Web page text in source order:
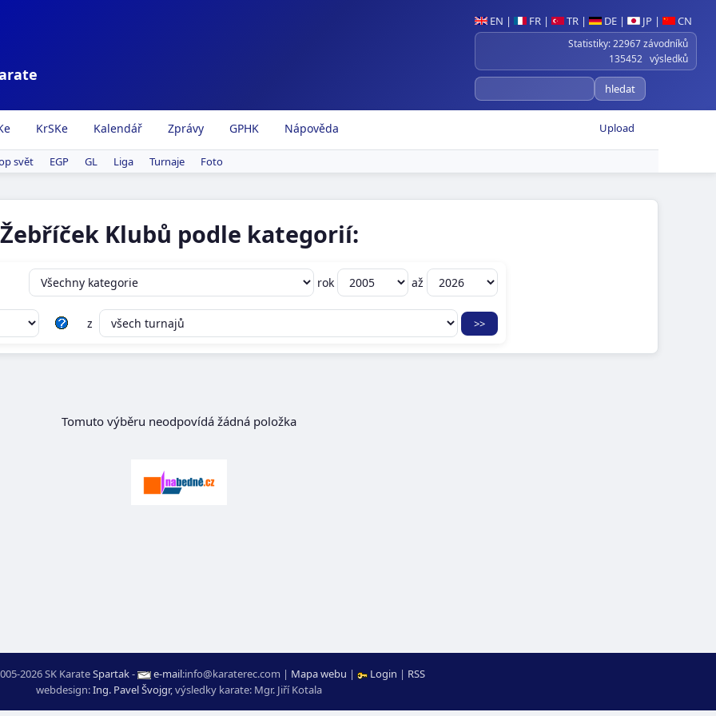
EN | FR | TR | DE | JP | CN
Statistiky: 22967 závodníků
135452 výsledků
Upload
KrSKe Kalendář Zprávy GPHK Nápověda
svět EGP GL Liga Turnaje Foto
Žebříček Klubů podle kategorií:
rok až
z
Tomuto výběru neodpovídá žádná položka
2026 SK KarateSpartak- e-mail:moc.ceretarak@ofni | Mapa webu | Login | RSS
webdesign:Ing. Pavel Švojgr,výsledky karate: Mgr. Jiří Kotala